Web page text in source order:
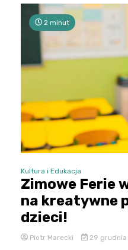
2 minut
Kultura i Edukacja
Zimowe Ferie
na kreatywne
dzieci!
Piotr Marecki 29 grudnia